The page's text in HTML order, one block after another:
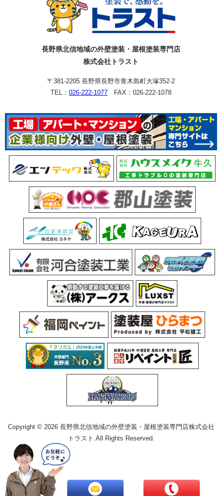
長野県北信地域の外壁塗装・屋根塗装専門店
株式会社トラスト
〒381-2205 長野県長野市青木島町大塚352-2
TEL： 026-222-1077 FAX：026-222-1078
Copyright © 2026 長野県北信地域の外壁塗装・屋根塗装専門店株式会社
トラスト.All Rights Reserved.